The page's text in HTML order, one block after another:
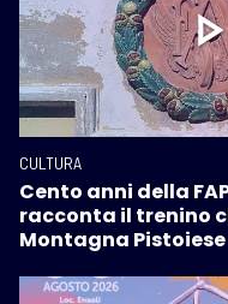
CULTURA
Cento anni della
racconta il trenino
Montagna Pistoiese